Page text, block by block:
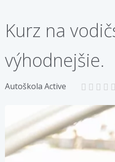
Kurz na
výhodnejšie.
Autoškola Active